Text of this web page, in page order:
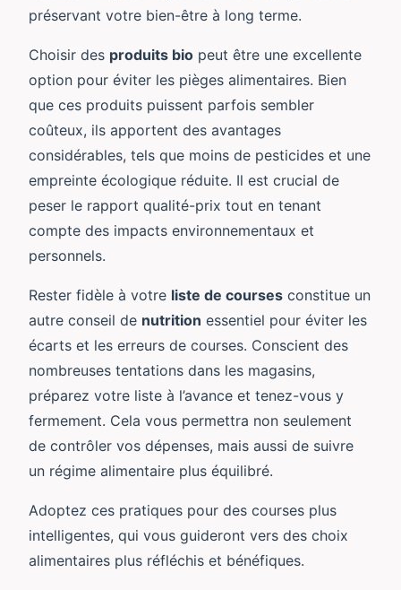
préservant votre bien-être à long terme.
Choisir des produits bio peut être une excellente
option pour éviter les pièges alimentaires. Bien
que ces produits puissent parfois sembler
coûteux, ils apportent des avantages
considérables, tels que moins de pesticides et une
empreinte écologique réduite. Il est crucial de
peser le rapport qualité-prix tout en tenant
compte des impacts environnementaux et
personnels.
Rester fidèle à votre liste de courses constitue un
autre conseil de nutrition essentiel pour éviter les
écarts et les erreurs de courses. Conscient des
nombreuses tentations dans les magasins,
préparez votre liste à l’avance et tenez-vous y
fermement. Cela vous permettra non seulement
de contrôler vos dépenses, mais aussi de suivre
un régime alimentaire plus équilibré.
Adoptez ces pratiques pour des courses plus
intelligentes, qui vous guideront vers des choix
alimentaires plus réfléchis et bénéfiques.